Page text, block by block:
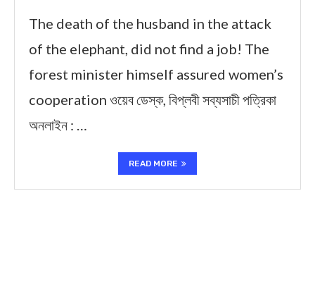
The death of the husband in the attack
of the elephant, did not find a job! The
forest minister himself assured women’s
cooperation ওয়েব ডেস্ক, বিপ্লবী সব্যসাচী পত্রিকা
অনলাইন : …
READ MORE